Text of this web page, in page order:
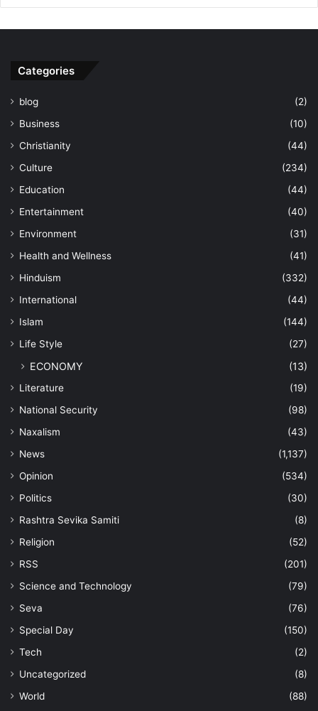
Categories
blog
(2)
Business
(10)
Christianity
(44)
Culture
(234)
Education
(44)
Entertainment
(40)
Environment
(31)
Health and Wellness
(41)
Hinduism
(332)
International
(44)
Islam
(144)
Life Style
(27)
ECONOMY (13)
Literature
(19)
National Security
(98)
Naxalism
(43)
News
(1,137)
Opinion
(534)
Politics
(30)
Rashtra Sevika Samiti
(8)
Religion
(52)
RSS
(201)
Science and Technology
(79)
Seva
(76)
Special Day
(150)
Tech
(2)
Uncategorized
(8)
World
(88)